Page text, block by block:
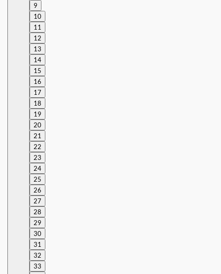
9
10
11
12
13
14
15
16
17
18
19
20
21
22
23
24
25
26
27
28
29
30
31
32
33